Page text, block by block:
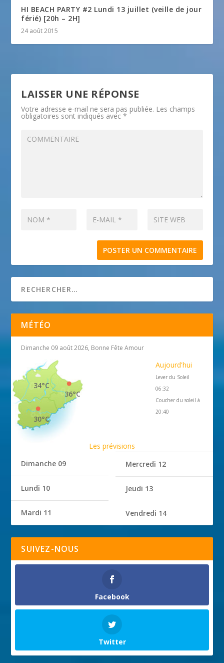
HI BEACH PARTY #2 Lundi 13 juillet (veille de jour
férié) [20h – 2H]
24 août 2015
LAISSER UNE RÉPONSE
Votre adresse e-mail ne sera pas publiée. Les champs
obligatoires sont indiqués avec*
MÉTÉO
Dimanche 09 août 2026, Bonne Fête Amour
36°C
34°C
30°C
Aujourd'hui
Lever du Soleil
06:32
Coucher du soleil à
20:40
Les prévisions
Dimanche 09
Lundi 10
Mardi 11
Mercredi 12
Jeudi 13
Vendredi 14
SUIVEZ-NOUS
Facebook
Twitter